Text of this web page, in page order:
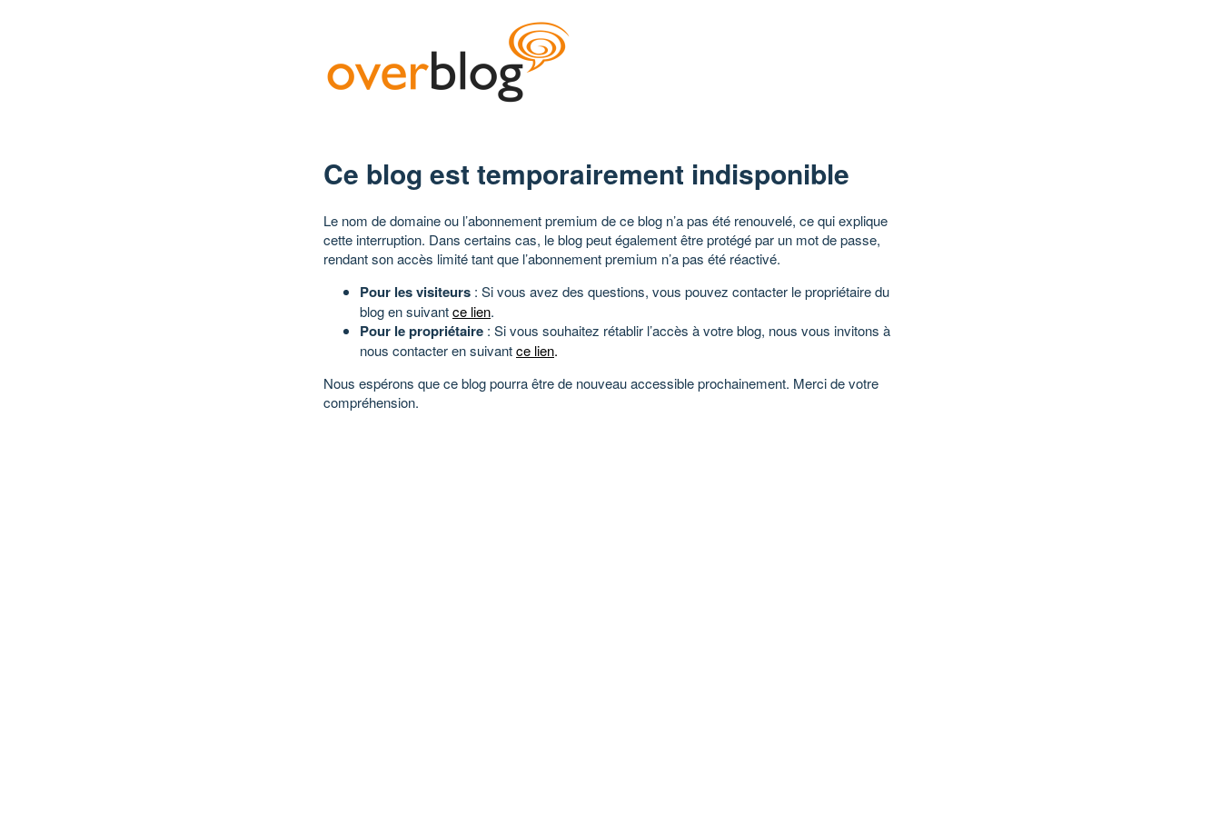
Ce blog est temporairement indisponible
Le nom de domaine ou l’abonnement premium de ce blog n’a pas été renouvelé, ce qui explique
cette interruption. Dans certains cas, le blog peut également être protégé par un mot de passe,
rendant son accès limité tant que l’abonnement premium n’a pas été réactivé.
Pour les visiteurs : Si vous avez des questions, vous pouvez contacter le propriétaire du
blog en suivantce lien.
Pour le propriétaire : Si vous souhaitez rétablir l’accès à votre blog, nous vous invitons à
nous contacter en suivantce lien.
Nous espérons que ce blog pourra être de nouveau accessible prochainement. Merci de votre
compréhension.